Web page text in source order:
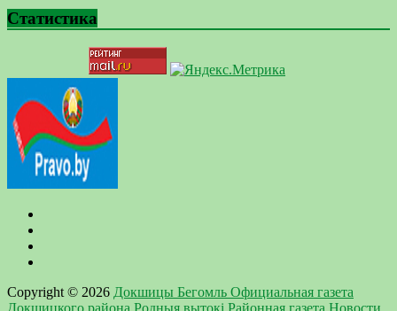
Статистика
Copyright © 2026 Докшицы Бегомль Официальная газета
Докшицкого района Родныя вытокi Районная газета Новости